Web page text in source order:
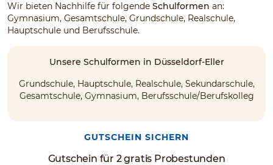
Wir bieten Nachhilfe für folgende Schulformen an:
Gymnasium, Gesamtschule, Grundschule, Realschule,
Hauptschule und Berufsschule.
Unsere Schulformen in Düsseldorf-Eller
Grundschule, Hauptschule, Realschule, Sekundarschule,
Gesamtschule, Gymnasium, Berufsschule/Berufskolleg
GUTSCHEIN SICHERN
Gutschein für 2 gratis Probestunden